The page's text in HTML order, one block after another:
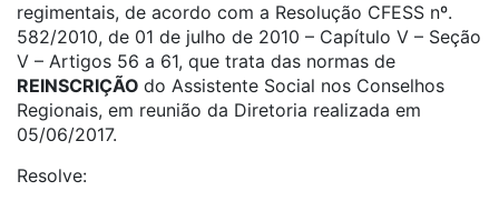
regimentais, de acordo com a Resolução CFESS nº.
582/2010, de 01 de julho de 2010 – Capítulo V – Seção
V – Artigos 56 a 61, que trata das normas de
REINSCRIÇÃO do Assistente Social nos Conselhos
Regionais, em reunião da Diretoria realizada em
05/06/2017.
Resolve: